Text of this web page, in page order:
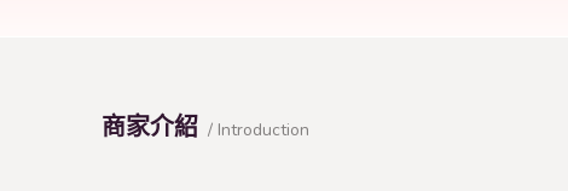
商家介紹 / Introduction